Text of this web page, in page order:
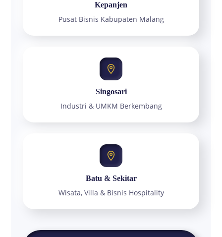
Kepanjen
Pusat Bisnis Kabupaten Malang
Singosari
Industri & UMKM Berkembang
Batu & Sekitar
Wisata, Villa & Bisnis Hospitality